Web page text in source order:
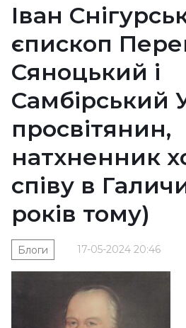
Іван
єпископ
Сяноцький і
Самбірський
просвітянин,
натхненник
співу в
років тому)
17-05-2024 20:46
Блоги